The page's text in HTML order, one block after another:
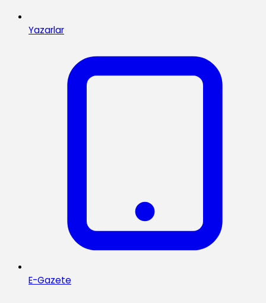
Yazarlar
E-Gazete